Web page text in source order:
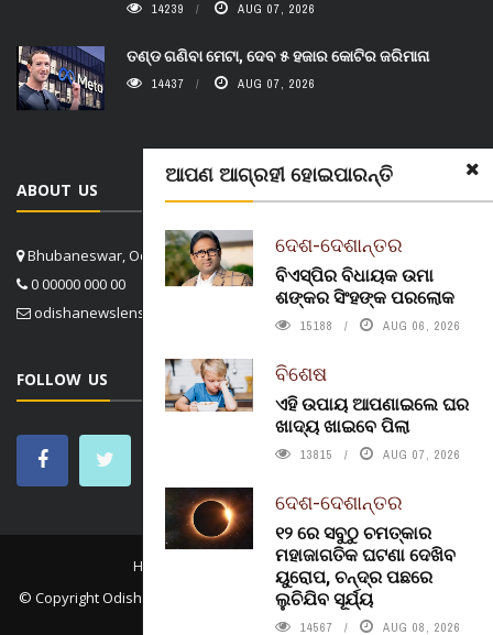
ଆପଣ ଆଗ୍ରହୀ ହୋଇପାରନ୍ତି
ଦେଶ-ଦେଶାନ୍ତର
ବିଏସ୍‌ପିର ବିଧାୟକ ଉମା
ଶଙ୍କର ସିଂହଙ୍କ ପରଲୋକ
15188 AUG 06, 2026
ବିଶେଷ
ଏହି ଉପାୟ ଆପଣାଇଲେ ଘର
ଖାଦ୍ୟ ଖାଇବେ ପିଲା
13815 AUG 07, 2026
ଦେଶ-ଦେଶାନ୍ତର
୧୨ ରେ ସବୁଠୁ ଚମତ୍କାର
ମହାଜାଗତିକ ଘଟଣା ଦେଖିବ
ୟୁରୋପ, ଚନ୍ଦ୍ର ପଛରେ
ଲୁଚିଯିବ ସୂର୍ଯ୍ୟ
14567 AUG 08, 2026
14239 AUG 07, 2026
ତଣ୍ଡ ଗଣିବା ମେଟା, ଦେବ ୫ ହଜାର କୋଟିର ଜରିମାନା
14437 AUG 07, 2026
ABOUT US
Bhubaneswar, Odisha, India
0 00000 000 00
odishanewslens@gmail.com
FOLLOW US
HOME ABOUT US
© CopyrightOdisha News Lens 4.1
. All rights reserved. in association
Konect.In